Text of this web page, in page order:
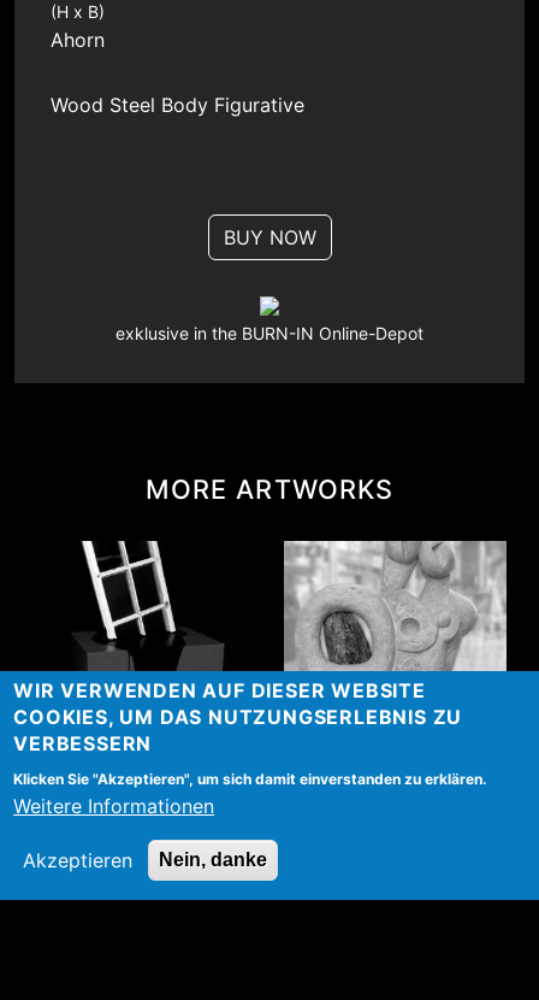
(H x B)
Ahorn
Wood Steel Body Figurative
BUY NOW
exklusive in the BURN-IN Online-Depot
MORE ARTWORKS
Windows Flut
WIR VERWENDEN AUF DIESER WEBSITE
COOKIES, UM DAS NUTZUNGSERLEBNIS ZU
VERBESSERN
Klicken Sie "Akzeptieren", um sich damit einverstanden zu erklären.
Weitere Informationen
Akzeptieren Nein, danke